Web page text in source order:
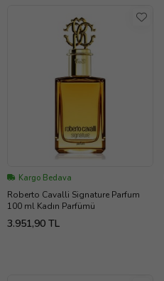
Kargo Bedava
Roberto Cavalli Signature Parfum
100 ml Kadın Parfümü
3.951,90 TL